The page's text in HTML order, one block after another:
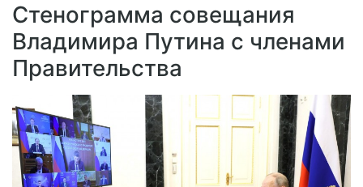
Стенограмма совещания
Владимира Путина с членами
Правительства